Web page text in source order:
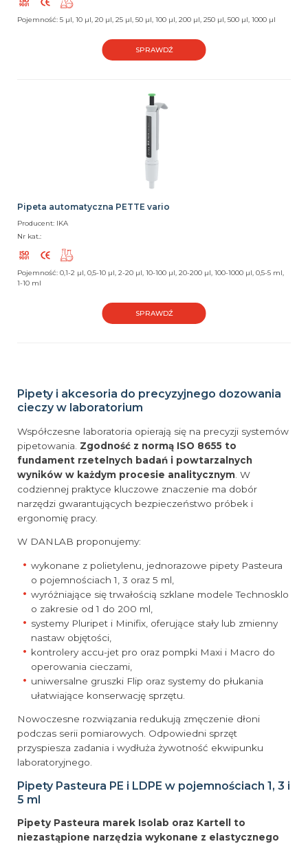
Pojemność: 5 µl, 10 µl, 20 µl, 25 µl, 50 µl, 100 µl, 200 µl, 250 µl, 500 µl, 1000 µl
SPRAWDŹ
Pipeta automatyczna PETTE vario
Producent: IKA
Nr kat.:
Pojemność: 0,1-2 µl, 0,5-10 µl, 2-20 µl, 10-100 µl, 20-200 µl, 100-1000 µl, 0,5-5 ml,
1-10 ml
SPRAWDŹ
Pipety i akcesoria do precyzyjnego dozowania
cieczy w laboratorium
Współczesne laboratoria opierają się na precyzji systemów
pipetowania. Zgodność z normą ISO 8655 to
fundament rzetelnych badań i powtarzalnych
wyników w każdym procesie analitycznym . W
codziennej praktyce kluczowe znaczenie ma dobór
narzędzi gwarantujących bezpieczeństwo próbek i
ergonomię pracy.
W DANLAB proponujemy:
wykonane z polietylenu, jednorazowe pipety Pasteura
o pojemnościach 1, 3 oraz 5 ml,
wyróżniające się trwałością szklane modele Technosklo
o zakresie od 1 do 200 ml,
systemy Pluripet i Minifix, oferujące stały lub zmienny
nastaw objętości,
kontrolery accu-jet pro oraz pompki Maxi i Macro do
operowania cieczami,
uniwersalne gruszki Flip oraz systemy do płukania
ułatwiające konserwację sprzętu.
Nowoczesne rozwiązania redukują zmęczenie dłoni
podczas serii pomiarowych. Odpowiedni sprzęt
przyspiesza zadania i wydłuża żywotność ekwipunku
laboratoryjnego.
Pipety Pasteura PE i LDPE w pojemnościach 1, 3 i
5 ml
Pipety Pasteura marek Isolab oraz Kartell to
niezastąpione narzędzia wykonane z elastycznego